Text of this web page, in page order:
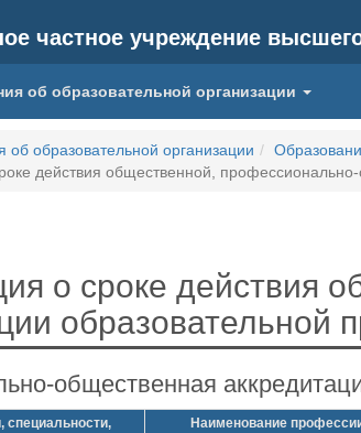
частное учреждение
об образовательной организации
об образовательной организации
действия общественной,
о сроке действия
образовательной
общественная
специальности,
Наименование